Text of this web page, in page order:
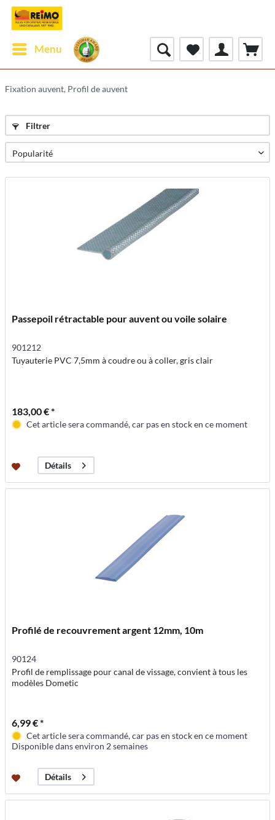
Menu
Fixation auvent, Profil de auvent
Filtrer
Passepoil rétractable pour auvent ou voile solaire
901212
Tuyauterie PVC 7,5mm à coudre ou à coller, gris clair
183,00 € *
Cet article sera commandé, car pas en stock en ce moment
Détails
Profilé de recouvrement argent 12mm, 10m
90124
Profil de remplissage pour canal de vissage, convient à tous les
modèles Dometic
6,99 € *
Cet article sera commandé, car pas en stock en ce moment
Disponible dans environ 2 semaines
Détails